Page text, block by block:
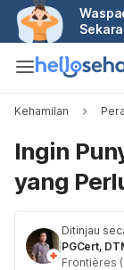
Kehamilan
Ingin
yang
Ditinjau
PGCert,
Frontières